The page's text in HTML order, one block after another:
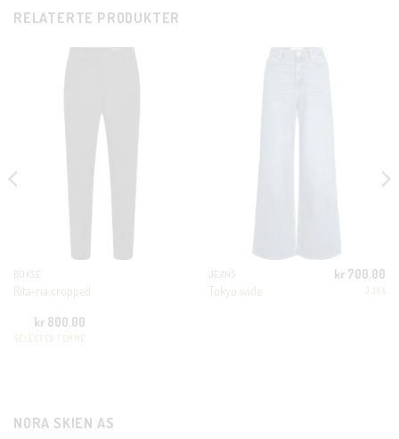
RELATERTE PRODUKTER
BUKSE
Rita-ria cropped
kr800.00
JEANS
Tokyo wide
kr 700.00
NORA SKIEN AS
KUNDEKLUBB
Bli en del av Nora-familien i dag. Som medlem får du 10%
rabatt på din første handel og eksklusive fordeler rett i lomma.